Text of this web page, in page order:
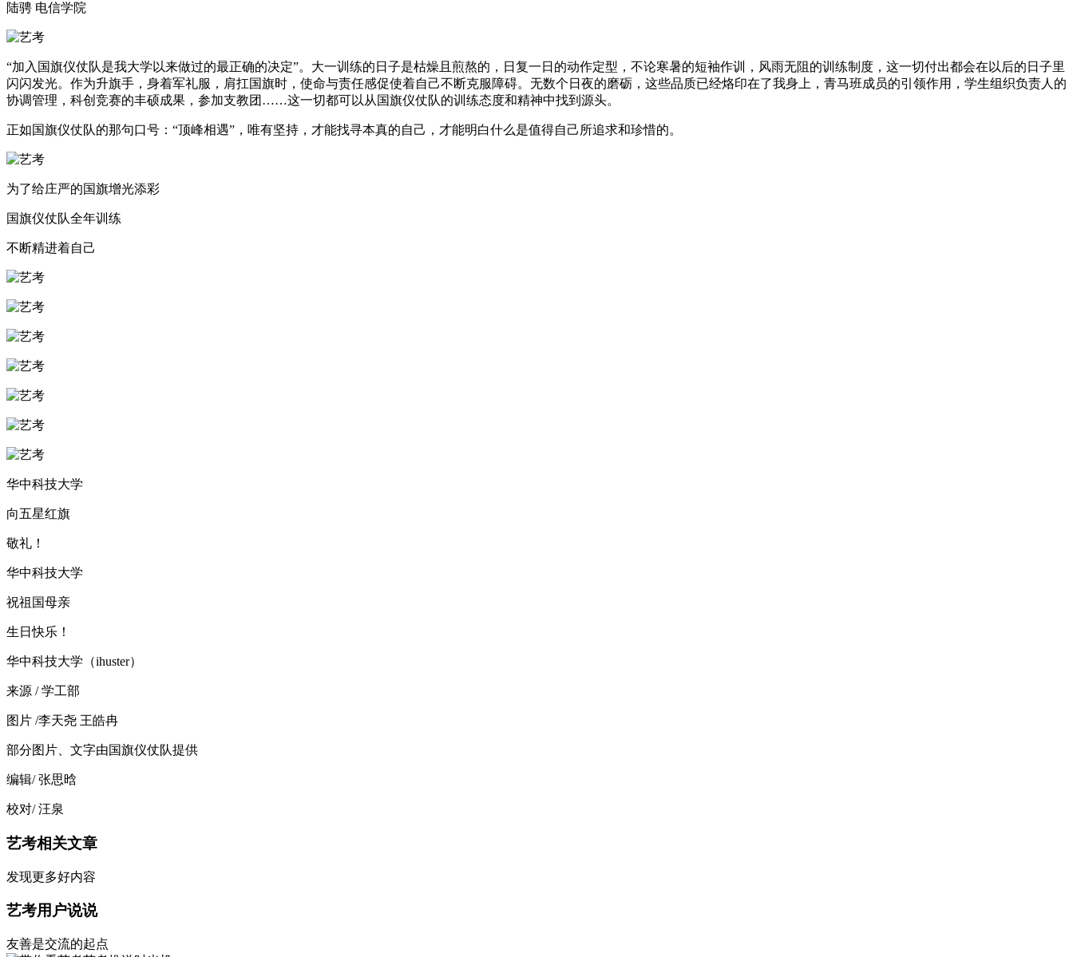
陆骋 电信学院
“加入国旗仪仗队是我大学以来做过的最正确的决定”。大一训练的日子是枯燥且煎熬的，日复一日的动作定型，不论寒暑的短袖作训，风雨无阻的训练制度，这一切付出都会在以后的日子里
闪闪发光。作为升旗手，身着军礼服，肩扛国旗时，使命与责任感促使着自己不断克服障碍。无数个日夜的磨砺，这些品质已经烙印在了我身上，青马班成员的引领作用，学生组织负责人的
协调管理，科创竞赛的丰硕成果，参加支教团……这一切都可以从国旗仪仗队的训练态度和精神中找到源头。
正如国旗仪仗队的那句口号：“顶峰相遇”，唯有坚持，才能找寻本真的自己，才能明白什么是值得自己所追求和珍惜的。
为了给庄严的国旗增光添彩
国旗仪仗队全年训练
不断精进着自己
华中科技大学
向五星红旗
敬礼！
华中科技大学
祝祖国母亲
生日快乐！
华中科技大学（ihuster）
来源 / 学工部
图片 /李天尧 王皓冉
部分图片、文字由国旗仪仗队提供
编辑/ 张思晗
校对/ 汪泉
艺考相关文章
发现更多好内容
艺考用户说说
友善是交流的起点